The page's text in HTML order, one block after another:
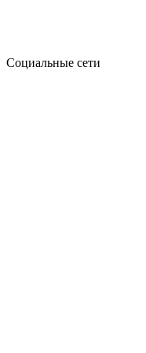
Социальные сети